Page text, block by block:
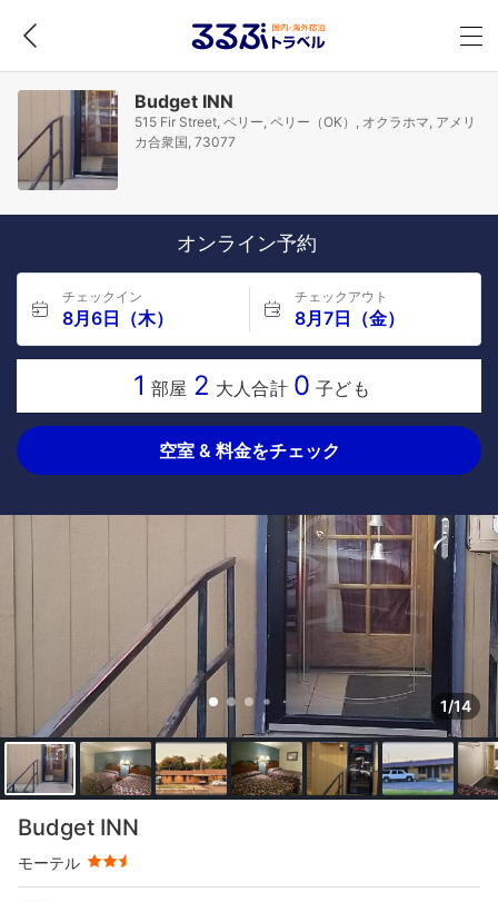
Budget INN
515 Fir Street, ペリー, ペリー（OK）, オクラホマ, アメリ
カ合衆国, 73077
オンライン予約
チェックイン
8月6日（木）
チェックアウト
8月7日（金）
1 部屋 2 大人合計 0 子ども
空室 & 料金をチェック
1/14
Budget INN
モーテル
星評価 2.5つ星